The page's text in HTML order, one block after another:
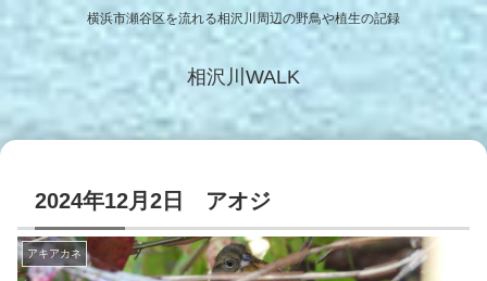
横浜市瀬谷区を流れる相沢川周辺の野鳥や植生の記録
相沢川WALK
2024年12月2日 アオジ
アキアカネ